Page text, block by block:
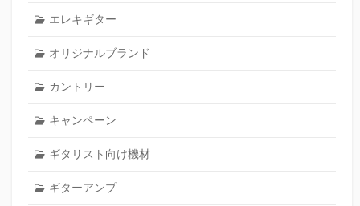
エレキギター
オリジナルブランド
カントリー
キャンペーン
ギタリスト向け機材
ギターアンプ